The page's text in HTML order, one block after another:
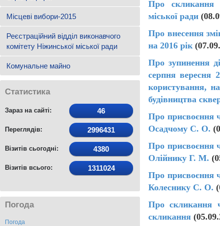
Місцеві вибори-2015
Реєстраційний відділ виконавчого
комітету Ніжинської міської ради
Комунальне майно
Статистика
Зараз на сайті: 46
Переглядів: 2996431
Візитів сьогодні: 4380
Візитів всього: 1311024
Погода
Погода
Про скликання
міської ради
Про внесення
на 2016 рік
Про зупинення
серпня вересня
користування,
будівництва
Про присвоєння
Осадчому С. О.
Про присвоєння
Олійнику Г. М.
Про присвоєння
Колеснику С. О.
Про скликання
скликання